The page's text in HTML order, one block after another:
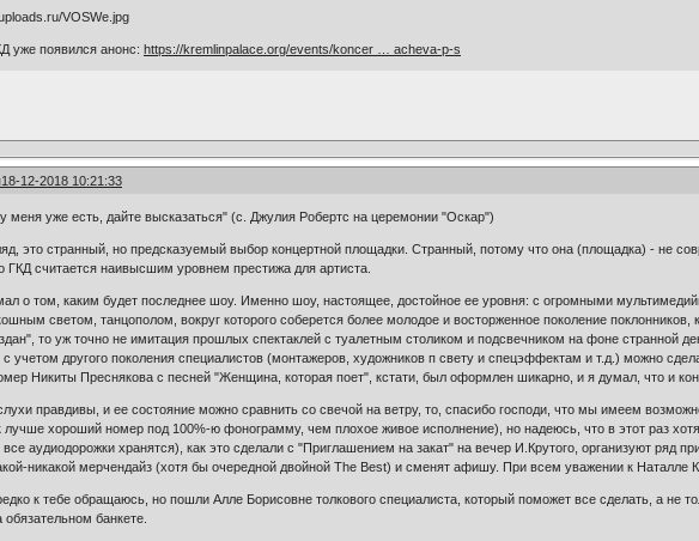
уже появился анонс: https://kremlinpalace.org/events/koncer … acheva-p-s
18-12-2018 10:21:33
меня уже есть, дайте высказаться" (с. Джулия Робертс на церемонии "Оскар")
это странный, но предсказуемый выбор концертной площадки. Странный, потому что она (площадка) - не
ГКД считается наивысшим уровнем престижа для артиста.
о том, каким будет последнее шоу. Именно шоу, настоящее, достойное ее уровня: с огромными
светом, танцополом, вокруг которого соберется более молодое и восторженное поколение
то уж точно не имитация прошлых спектаклей с туалетным столиком и подсвечником на фоне странной
с учетом другого поколения специалистов (монтажеров, художников п свету и спецэффектам и т.д.) можно
Никиты Преснякова с песней "Женщина, которая поет", кстати, был оформлен шикарно, и я думал, что и
правдивы, и ее состояние можно сравнить со свечой на ветру, то, спасибо господи, что мы имеем
лучше хороший номер под 100%-ю фонограмму, чем плохое живое исполнение), но надеюсь, что в этот раз
все аудиодорожки хранятся), как это сделали с "Приглашением на закат" на вечер И.Крутого, организуют ряд
никакой мерчендайз (хотя бы очередной двойной The Best) и сменят афишу. При всем уважении к
к тебе обращаюсь, но пошли Алле Борисовне толкового специалиста, который поможет все сделать, а не
обязательном банкете.